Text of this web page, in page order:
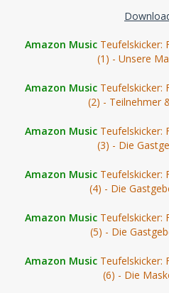
Amazon Music Teufelskicker:
(1) - Unsere
Amazon Music Teufelskicker:
(2) - Teilnehmer
Amazon Music Teufelskicker:
(3) - Die
Amazon Music Teufelskicker:
(4) - Die
Amazon Music Teufelskicker:
(5) - Die
Amazon Music Teufelskicker:
(6) - Die